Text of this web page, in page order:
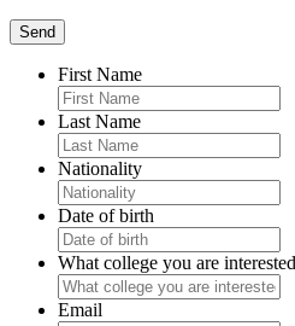
First Name
Last Name
Nationality
Date of birth
What college you are
Email